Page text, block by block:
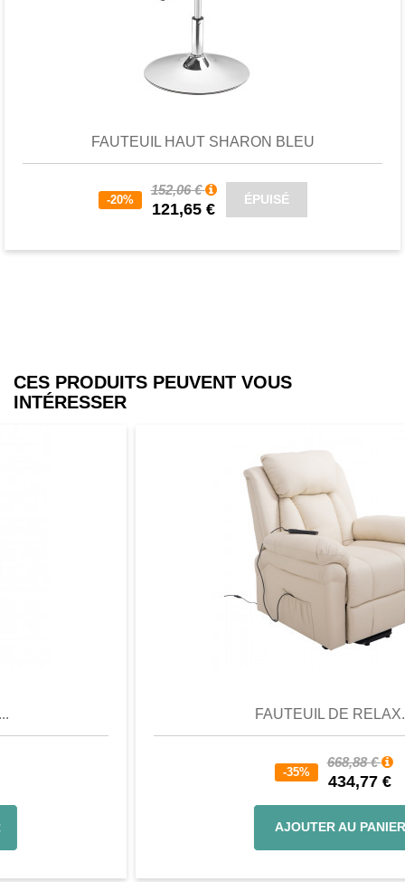
FAUTEUIL HAUT SHARON BLEU
-20%
152,06 €
121,65 €
ÉPUISÉ
CES PRODUITS PEUVENT VOUS
INTÉRESSER
FAUTEUIL DE RELAX...
AJOUTER AU PANIER
Comparer